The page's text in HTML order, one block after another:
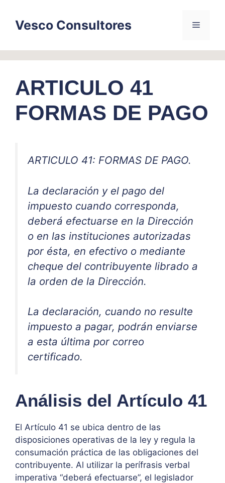
contentVesco Consultores Menu
ARTICULO 41
FORMAS DE PAGO
ARTICULO 41: FORMAS DE PAGO.
La declaración y el pago del
impuesto cuando corresponda,
deberá efectuarse en la Dirección
o en las instituciones autorizadas
por ésta, en efectivo o mediante
cheque del contribuyente librado a
la orden de la Dirección.
La declaración, cuando no resulte
impuesto a pagar, podrán enviarse
a esta última por correo
certificado.
Análisis del Artículo 41
El Artículo 41 se ubica dentro de las
disposiciones operativas de la ley y regula la
consumación práctica de las obligaciones del
contribuyente. Al utilizar la perífrasis verbal
imperativa “deberá efectuarse”, el legislador